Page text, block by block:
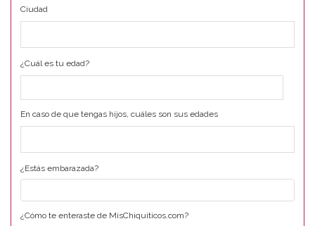
Ciudad
¿Cuál es tu edad?
En caso de que tengas hijos, cuáles son sus edades
¿Estás embarazada?
¿Cómo te enteraste de MisChiquiticos.com?